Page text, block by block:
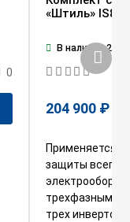
0
«Штиль»
В наличии 29
204 900 ₽
Применяется
защиты всего
трехфазным
трех